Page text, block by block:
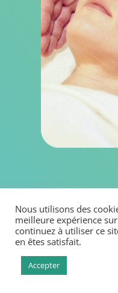
la perte
Faiblesse du
Troubles
les troubles de
Nous utilisons des
meilleure expérience
continuez à utiliser ce
en êtes satisfait.
Accepter